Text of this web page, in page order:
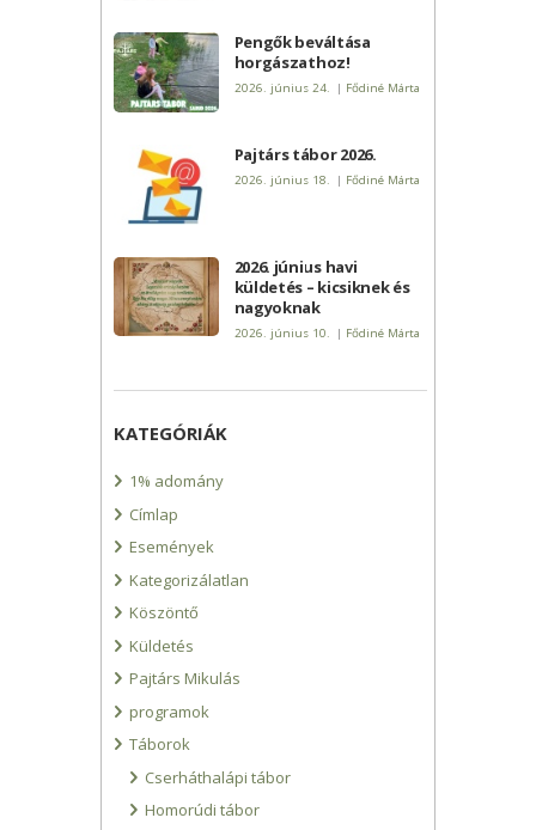
Pengők beváltása
horgászathoz!
2026. június 24. | Fődiné Márta
Pajtárs tábor 2026.
2026. június 18. | Fődiné Márta
2026. június havi
küldetés – kicsiknek és
nagyoknak
2026. június 10. | Fődiné Márta
KATEGÓRIÁK
1% adomány
Címlap
Események
Kategorizálatlan
Köszöntő
Küldetés
Pajtárs Mikulás
programok
Táborok
Cserháthalápi tábor
Homorúdi tábor